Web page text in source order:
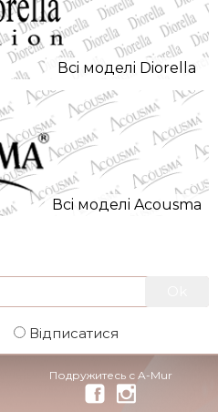
Всi моделi Diorella
Всi моделi Acousma
Відписатися
Подружитесь с A-Mur